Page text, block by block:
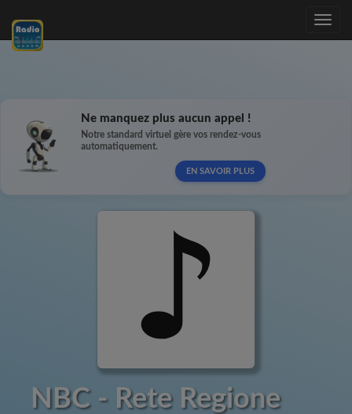
Toggle
Ne manquez plus aucun appel !
Notre standard virtuel gère vos rendez-vous
automatiquement.
EN SAVOIR PLUS
NBC - Rete Regione